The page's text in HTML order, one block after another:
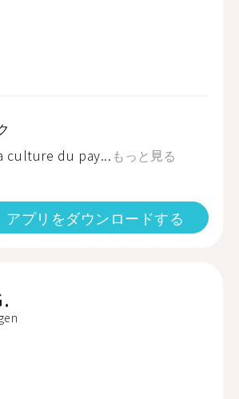
culture du pay... もっと見る
アプリをダウンロードする